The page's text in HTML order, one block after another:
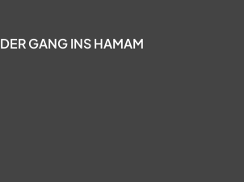
DER GANG INS HAMAM